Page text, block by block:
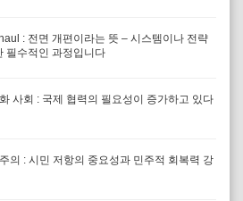
: 전면 개편이라는 뜻 – 시스템이나 전략
필수적인 과정입니다
사회 : 국제 협력의 필요성이 증가하고 있다
의 : 시민 저항의 중요성과 민주적 회복력 강